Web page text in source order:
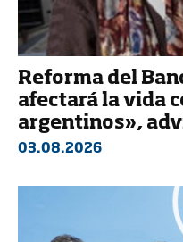
Reforma del
afectará la vida
argentinos»,
03.08.2026